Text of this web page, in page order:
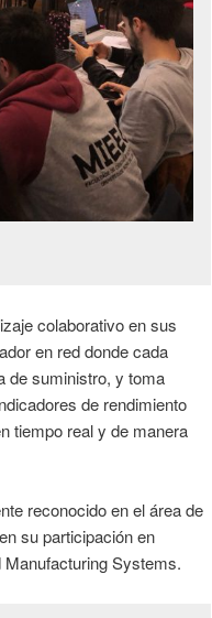
colaborativo en sus
en red donde cada
de suministro, y toma
de rendimiento
tiempo real y de manera
reconocido en el área de
su participación en
Systems.